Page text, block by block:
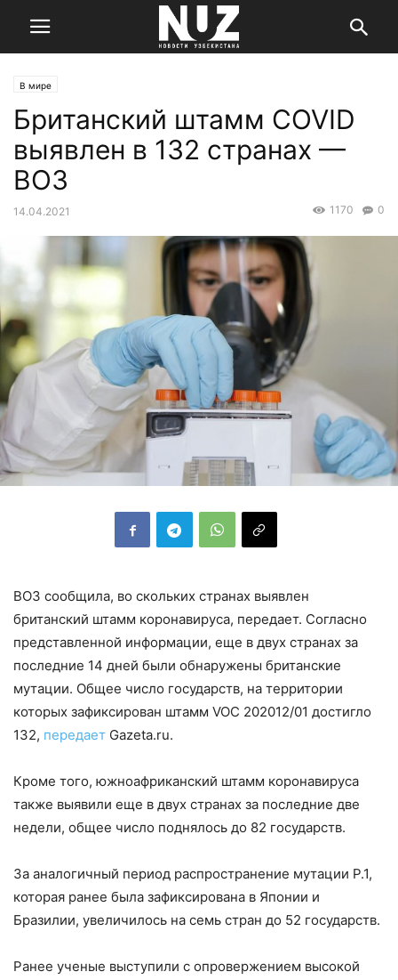
В мире
Британский штамм COVID
выявлен в 132 странах —
ВОЗ
14.04.2021 0
1170
ВОЗ сообщила, во скольких странах выявлен
британский штамм коронавируса, передает. Согласно
представленной информации, еще в двух странах за
последние 14 дней были обнаружены британские
мутации. Общее число государств, на территории
которых зафиксирован штамм VOC 202012/01 достигло
132, передает Gazeta.ru.
Кроме того, южноафриканский штамм коронавируса
также выявили еще в двух странах за последние две
недели, общее число поднялось до 82 государств.
За аналогичный период распространение мутации P.1,
которая ранее была зафиксирована в Японии и
Бразилии, увеличилось на семь стран до 52 государств.
Ранее ученые выступили с опровержением высокой